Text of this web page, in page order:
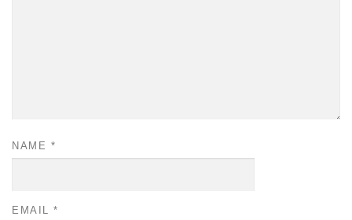
NAME *
EMAIL *